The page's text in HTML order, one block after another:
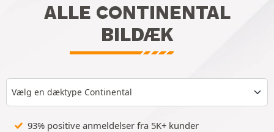
ALLE CONTINENTAL
BILDÆK
Vælg en dæktype Continental
93% positive anmeldelser fra 5K+ kunder